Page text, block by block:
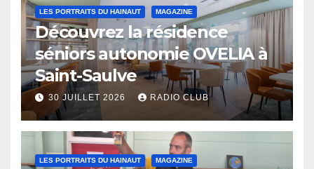
LES PORTRAITS DU HAINAUT MAGAZINE
Découvrez la résidence
séniors autonomie OVELIA à
Saint-Saulve
30 JUILLET 2026 RADIO CLUB
LES PORTRAITS DU HAINAUT MAGAZINE